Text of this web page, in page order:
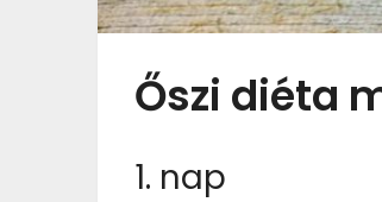
Őszi diéta
1. nap